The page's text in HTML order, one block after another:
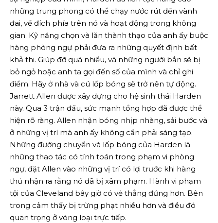
những trung phong có thể chạy nước rút đến vành
đai, về đích phía trên nó và hoạt động trong không
gian. Kỹ năng chọn và lăn thành thạo của anh ấy buộc
hàng phòng ngự phải đưa ra những quyết định bất
khả thi. Giúp đỡ quá nhiều, và những người bắn sẽ bị
bỏ ngỏ hoặc anh ta gọi đến số của mình và chỉ ghi
điểm. Hãy ở nhà và cú lốp bóng sẽ trở nên tự động.
Jarrett Allen được xây dựng cho hệ sinh thái Harden
này. Qua 3 trận đấu, sức mạnh tổng hợp đã được thể
hiện rõ ràng. Allen nhận bóng nhịp nhàng, sải bước và
ở những vị trí mà anh ấy không cần phải sáng tạo.
Những đường chuyền và lốp bóng của Harden là
những thao tác có tính toán trong phạm vi phòng
ngự, đặt Allen vào những vị trí có lợi trước khi hàng
thủ nhận ra rằng nó đã bị xâm phạm. Hành vi phạm
tội của Cleveland bây giờ có vẻ thẳng đứng hơn. Bên
trong cảm thấy bị trừng phạt nhiều hơn và điều đó
quan trọng ở vòng loại trực tiếp.